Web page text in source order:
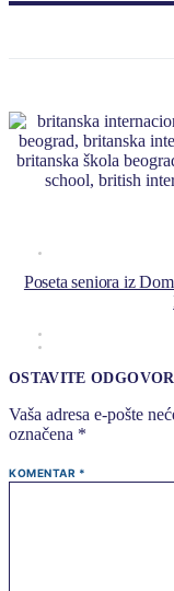
Poseta seniora iz
OSTAVITE ODGOVOR
Vaša adresa e-pošte
označena *
KOMENTAR *